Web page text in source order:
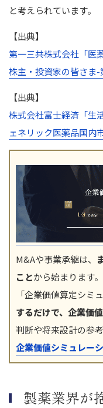
と考えられています。
【出典】
第一三共株式会社「医
株主・投資家の皆さま-
【出典】
株式会社富士経済「生
ェネリック医薬品国内
M&Aや事業承継は、
ことから始まります。
「企業価値算定シミ
するだけで、企業価
判断や将来設計の参
企業価値シミュレー
製薬業界が